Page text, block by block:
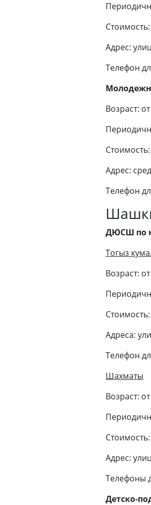
Адрес:
Телефон
Возраст:
Адрес:
Телефон
ДЮСШ по
Тогыз
Возраст:
Адреса:
Телефон
Шахматы
Возраст:
Адрес:
Телефоны
Детско-